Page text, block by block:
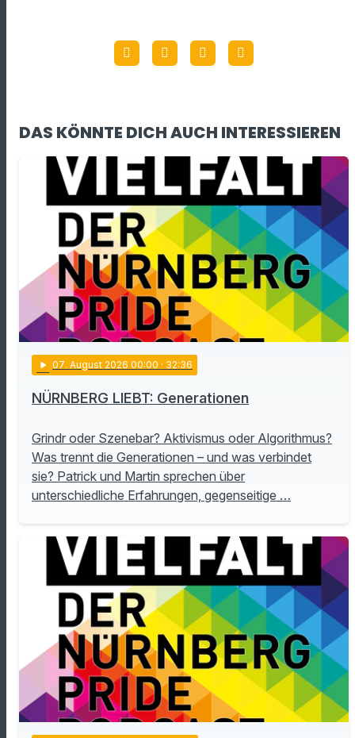
DAS KÖNNTE DICH AUCH INTERESSIEREN
play_arrow 07. August 2026 00:00 · 32:36
NÜRNBERG LIEBT: Generationen
Grindr oder Szenebar? Aktivismus oder Algorithmus?
Was trennt die Generationen – und was verbindet
sie? Patrick und Martin sprechen über
unterschiedliche Erfahrungen, gegenseitige …